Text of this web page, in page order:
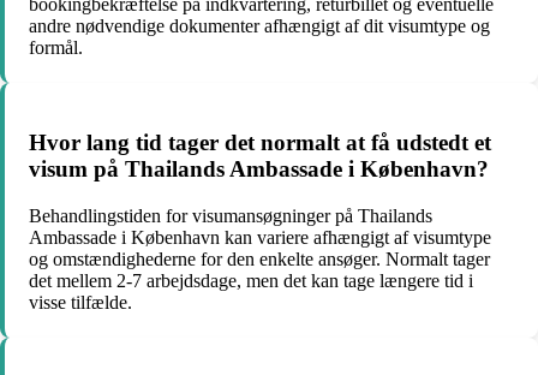
bookingbekræftelse på indkvartering, returbillet og eventuelle
andre nødvendige dokumenter afhængigt af dit visumtype og
formål.
Hvor lang tid tager det normalt at få udstedt et
visum på Thailands Ambassade i København?
Behandlingstiden for visumansøgninger på Thailands
Ambassade i København kan variere afhængigt af visumtype
og omstændighederne for den enkelte ansøger. Normalt tager
det mellem 2-7 arbejdsdage, men det kan tage længere tid i
visse tilfælde.